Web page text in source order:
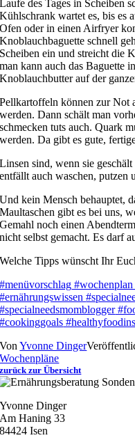
Laufe des Tages in Scheiben
Kühlschrank wartet es, bis es
Ofen oder in einen Airfryer
Knoblauchbaguette schnell
Scheiben ein und streicht die
man kann auch das Baguette
Knoblauchbutter auf der
Pellkartoffeln können zur Not
werden. Dann schält man
schmecken tuts auch. Quark
werden. Da gibt es gute,
Linsen sind, wenn sie
entfällt auch waschen, putzen
Und kein Mensch behauptet,
Maultaschen gibt es bei uns,
Gemahl noch einen
nicht selbst gemacht. Es darf
Welche Tipps wünscht Ihr
#menüvorschlag
#ernährungswissen
#specialneedsmomblogger
#cookinggoals
VonYvonne Dinger
Wochenpläne
zurück zur Übersicht
Yvonne Dinger
Am Haning 33
84424 Isen